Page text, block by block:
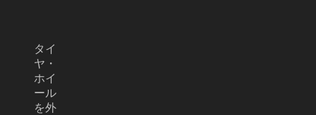
タイ
ヤ・
ホイ
ール
を外